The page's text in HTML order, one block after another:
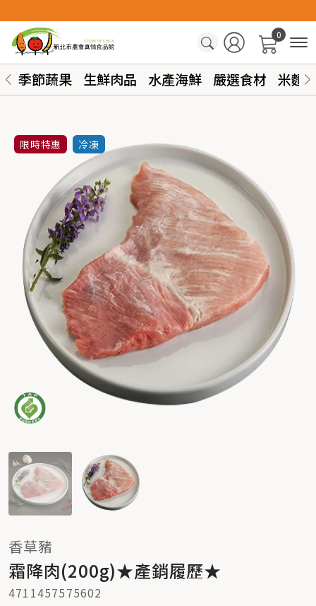
0
季節蔬果 生鮮肉品 水產海鮮 嚴選食材 米麵
限時特惠 冷凍
香草豬
霜降肉(200g)★產銷履歷★
4711457575602